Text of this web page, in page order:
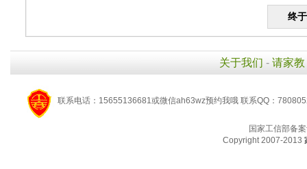
关于我们 - 请家教
联系电话：15655136681或微信ah63wz预约我哦 联系QQ：
国家工信部备
Copyright 2007-2013